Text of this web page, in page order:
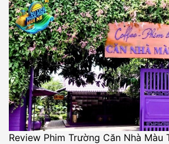
Review Phim Trường Căn Nhà Màu